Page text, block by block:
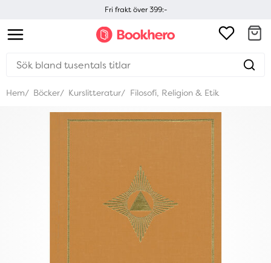
Fri frakt över 399:-
Hem Böcker Kurslitteratur Filosofi, Religion & Etik